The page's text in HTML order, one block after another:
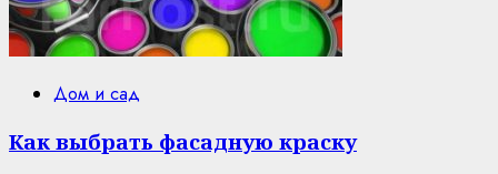
Дом и сад
Как выбрать фасадную краску